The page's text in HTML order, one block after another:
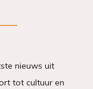
nieuws uit
tot cultuur en